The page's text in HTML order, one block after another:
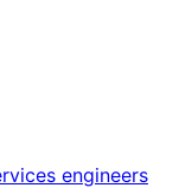
engineers